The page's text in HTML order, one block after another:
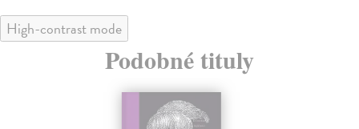
High-contrast mode
Podobné tituly